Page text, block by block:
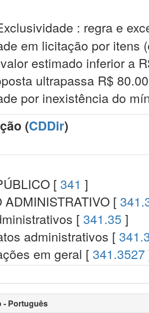
: regra e
em licitação por itens
estimado inferior a
ultrapassa R$
por inexistência do
(CDDir)
[ 341 ]
ADMINISTRATIVO [
[ 341.35 ]
administrativos [
em geral [ 341.3527
- Português